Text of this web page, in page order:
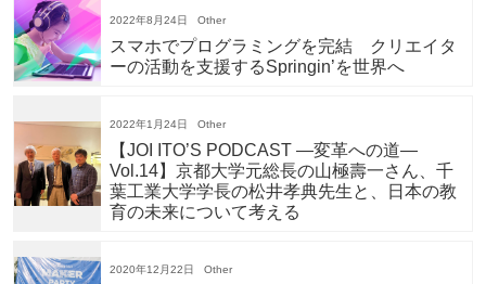
2022年8月24日 Other
スマホでプログラミングを完結 クリエイタ
ーの活動を支援するSpringin’を世界へ
2022年1月24日 Other
【JOI ITO’S PODCAST ―変革への道―
Vol.14】京都大学元総長の山極壽一さん、千
葉工業大学学長の松井孝典先生と、日本の教
育の未来について考える
2020年12月22日 Other